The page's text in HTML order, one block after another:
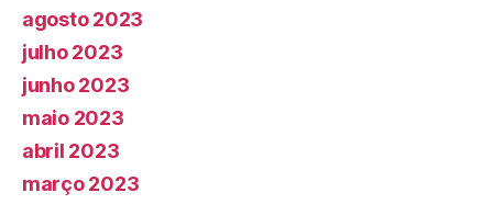
agosto 2023
julho 2023
junho 2023
maio 2023
abril 2023
março 2023